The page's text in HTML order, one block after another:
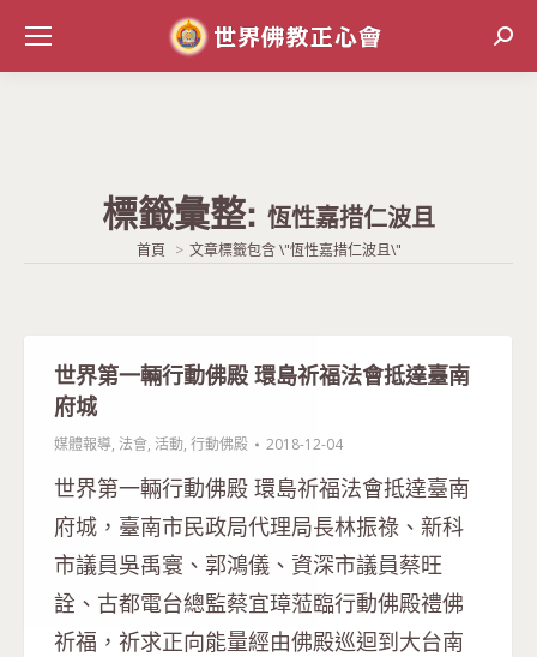
標籤彙整: 恆性嘉措仁波且
當前位置:
首頁 文章標籤包含 \"恆性嘉措仁波且\"
世界第一輛行動佛殿 環島祈福法會抵達臺南
府城
媒體報導, 法會, 活動, 行動佛殿 2018-12-04
世界第一輛行動佛殿 環島祈福法會抵達臺南
府城，臺南市民政局代理局長林振祿、新科
市議員吳禹寰、郭鴻儀、資深市議員蔡旺
詮、古都電台總監蔡宜璋蒞臨行動佛殿禮佛
祈福，祈求正向能量經由佛殿巡迴到大台南